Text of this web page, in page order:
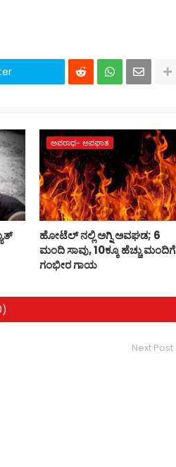
ಅಪರಾಧ- ಅಪಘಾತ
ಹೋಟೆಲ್ ನಲ್ಲಿ ಅಗ್ನಿ ಅವಘಡ; 6
ಮಂದಿ ಸಾವು, 10ಕ್ಕೂ ಹೆಚ್ಚು ಮಂದಿಗೆ
ಗಂಭೀರ ಗಾಯ
Next Post